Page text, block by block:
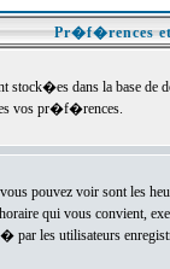
Pr�f�rences
dans la base de
vos pr�f�rences.
vous pouvez voir sont
qui vous convient,
par les utilisateurs